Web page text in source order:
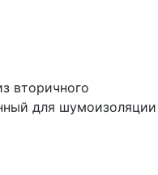
вторичного
для шумоизоляции